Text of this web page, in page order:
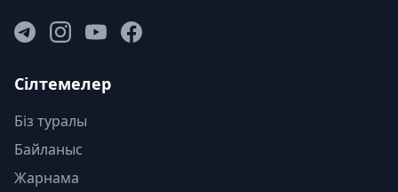
Сілтемелер
Біз туралы
Байланыс
Жарнама